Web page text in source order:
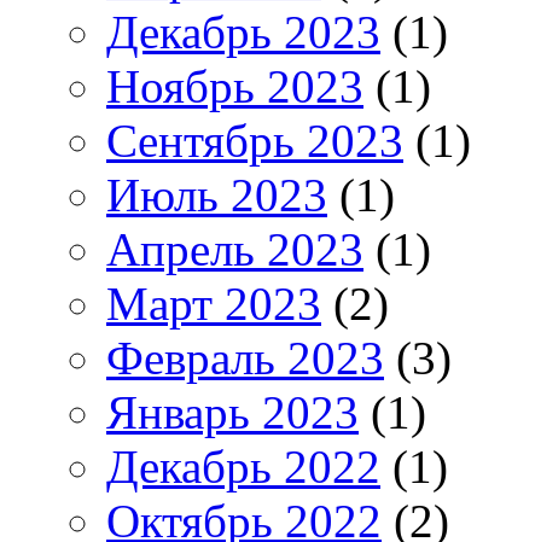
Декабрь 2023 (1)
Ноябрь 2023 (1)
Сентябрь 2023 (1)
Июль 2023 (1)
Апрель 2023 (1)
Март 2023 (2)
Февраль 2023 (3)
Январь 2023 (1)
Декабрь 2022 (1)
Октябрь 2022 (2)